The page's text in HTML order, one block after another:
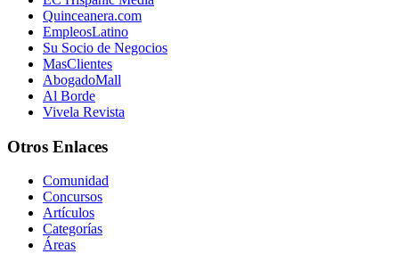
Quinceanera.com
EmpleosLatino
Su Socio de Negocios
MasClientes
AbogadoMall
Al Borde
Vivela Revista
Otros Enlaces
Comunidad
Concursos
Artículos
Categorías
Áreas